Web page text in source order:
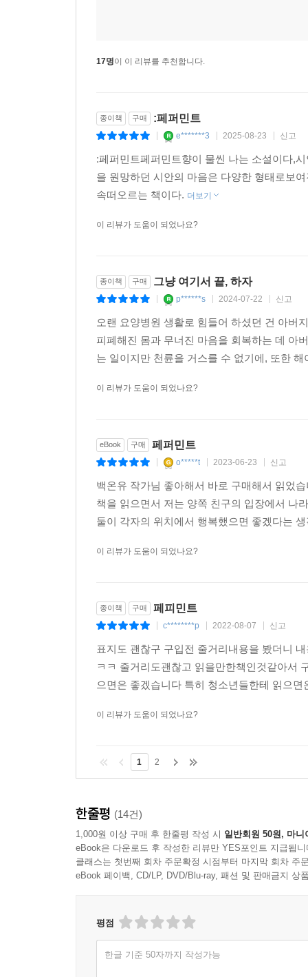
도우며 고민이 깊어진다. 해원은 엄마에게 시안
괴로워하며 시안 엄마의 호흡기를 끄는 장면을
구치소에 수감된다. 시안은 아빠를 말린 해원에
나는 엄마 덕분에 내가 안정적인 유년기를 보냈
보답을 할 줄 아는 사람이다.
내가 깜빡 존 사이에 엄마가 잘못되면 어떡하지,
입장에서 보기 시작한 후로 나는 내가 세상에
사실 시안이 무작정 찾아온 그날, 해원은 집으
최악의 모습까지 다 아는 인간이 어딘가에 살아
다 썩을 것이다. 오염된 물질들은 멀쩡한 것들까
가만히 해원의 기분을 짐작해 보았다. 해원의 슬
더는 속이고 싶지 않아졌다. 본문 124면
“너무 슬퍼하지 마. 모두 결국에는 누군가를 간
일이야. 우리도 누군가의 간병을 받게 될 거야.
우리는 재난을 준비할 시간이 없었다. 사실 그
엄마는 내게 무슨 말을 건넸을까? 엄마는, 우리는,
아프면 위로받아야 하는 거지, 보살핌을 받아야
않아도 누군가가 나를 돌봐 줄 거라는 확신이 있
17명이 이 리뷰를 추천합니다.
종이책 구매 :페퍼민트
e*******3 2025-08-23 신고
:페퍼민트페퍼민트향이 물씬 나는 소설이다,
을 원망하던 시안의 마음은 다양한 형태로보
속떠오르는 책이다. 더보기
이 리뷰가 도움이 되었나요?
종이책 구매 그냥 여기서 끝, 하자
p******s 2024-07-22 신고
오랜 요양병원 생활로 힘들어 하셨던 건 아버
피폐해진 몸과 무너진 마음을 회복하는 데 아
는 일이지만 천륜을 거스를 수 없기에, 또한
이 리뷰가 도움이 되었나요?
eBook 구매 페퍼민트
o*****t 2023-06-23 신고
백온유 작가님 좋아해서 바로 구매해서 읽었
책을 읽으면서 저는 양쪽 친구의 입장에서 나
둘이 각자의 위치에서 행복했으면 좋겠다는
이 리뷰가 도움이 되었나요?
종이책 구매 페피민트
c********p 2022-08-07 신고
표지도 괜찮구 구입전 줄거리내용을 봤더니
ㅋㅋ 줄거리도괜찮고 읽을만한책인것같아서
으면은 좋겠습니다 특히 청소년들한테 읽으
이 리뷰가 도움이 되었나요?
1 2
한줄평 (14건)
1,000원 이상 구매 후 한줄평 작성 시 일반회원 50원, 마니
eBook은 다운로드 후 작성한 리뷰만 YES포인트 지급됩니
클래스는 첫번째 회차 주문확정 시점부터 마지막 회차 주
eBook 페이백, CD/LP, DVD/Blu-ray, 패션 및 판매금지 상
평점
한글 기준 50자까지 작성가능